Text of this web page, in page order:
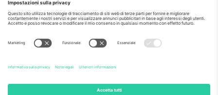
Ticombo Italia
Mimi Balkanska 132, 1540, Sofia,
base alla località, all'evento e/o al dominio. Per i dettagli controlla la
pagina specifica dell'evento, l'impronta e i termini.,